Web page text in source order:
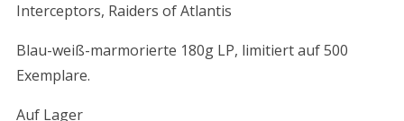
Interceptors, Raiders of Atlantis
Blau-weiß-marmorierte 180g LP, limitiert auf 500
Exemplare.
Auf Lager